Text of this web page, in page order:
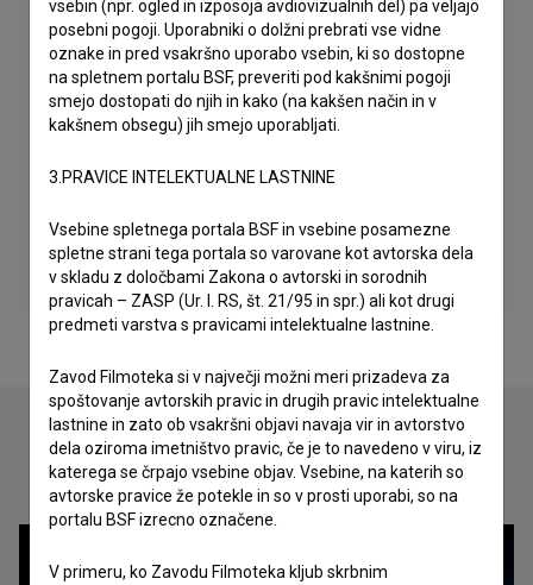
Oglejte si
vsebin (npr. ogled in izposoja avdiovizualnih del) pa veljajo
posebni pogoji. Uporabniki o dolžni prebrati vse vidne
oznake in pred vsakršno uporabo vsebin, ki so dostopne
na spletnem portalu BSF, preveriti pod kakšnimi pogoji
smejo dostopati do njih in kako (na kakšen način in v
kakšnem obsegu) jih smejo uporabljati.
3.PRAVICE INTELEKTUALNE LASTNINE
Vsebine spletnega portala BSF in vsebine posamezne
spletne strani tega portala so varovane kot avtorska dela
v skladu z določbami Zakona o avtorski in sorodnih
pravicah – ZASP (Ur. l. RS, št. 21/95 in spr.) ali kot drugi
predmeti varstva s pravicami intelektualne lastnine.
Zavod Filmoteka si v največji možni meri prizadeva za
spoštovanje avtorskih pravic in drugih pravic intelektualne
lastnine in zato ob vsakršni objavi navaja vir in avtorstvo
dela oziroma imetništvo pravic, če je to navedeno v viru, iz
katerega se črpajo vsebine objav. Vsebine, na katerih so
avtorske pravice že potekle in so v prosti uporabi, so na
portalu BSF izrecno označene.
V primeru, ko Zavodu Filmoteka kljub skrbnim